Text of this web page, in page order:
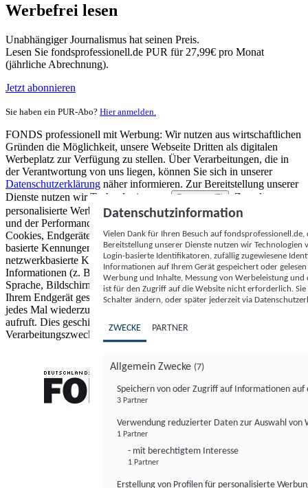
Werbefrei lesen
Unabhängiger Journalismus hat seinen Preis.
Lesen Sie fondsprofessionell.de PUR für 27,99€ pro Monat
(jährliche Abrechnung).
Jetzt abonnieren
Sie haben ein PUR-Abo? Hier anmelden.
FONDS professionell mit Werbung: Wir nutzen aus wirtschaftlichen
Gründen die Möglichkeit, unsere Webseite Dritten als digitalen
Werbeplatz zur Verfügung zu stellen. Über Verarbeitungen, die in
der Verantwortung von uns liegen, können Sie sich in unserer
Datenschutzerklärung näher informieren. Zur Bereitstellung unserer
Dienste nutzen wir Technologien von
Partnern (5)
. Zwecke:
personalisierte Werbung und Inhalte, Messung von Werbeleistung
und der Performance von Inhalten sowie Zielgruppenforschung.
Cookies, Endgeräte- oder ähnliche Online-Kennungen (z. B. login-
basierte Kennungen, zufällig generierte Kennungen,
netzwerkbasierte Kennungen) können zusammen mit anderen
Informationen (z. B. Browsertyp und Browserinformationen,
Sprache, Bildschirmgröße, unterstützte Technologien usw.) auf
Ihrem Endgerät gespeichert oder von dort ausgelesen werden, um es
jedes Mal wiederzuerkennen, wenn es eine App oder einer Webseite
aufruft. Dies geschieht für einen oder mehrere der hier aufgeführten
Verarbeitungszwecke.
Datenschutzinformation
Vielen Dank für Ihren Besuch auf
Bereitstellung unserer Dienste nutzen wir Technologien
Login-basierte Identifikatoren, zufällig zugewiesene
Informationen auf Ihrem Gerät gespeichert oder
Werbung und Inhalte, Messung von Werbeleistung
ist für den Zugriff auf die Website nicht erforderlich.
Schalter ändern, oder später jederzeit via
ZWECKE PARTNER
Allgemein Zwecke (7)
Speichern von oder Zugriff auf Informationen auf
3 Partner
Verwendung reduzierter Daten zur Auswahl von
1 Partner
- mit berechtigtem Interesse
1 Partner
Erstellung von Profilen für personalisierte
FONDS professionell